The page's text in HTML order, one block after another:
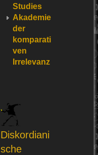
Studies
Akademie
der
komparati
ven
Irrelevanz
Diskordiani
sche